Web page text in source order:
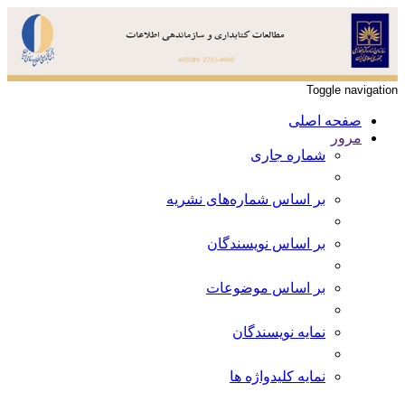
Toggle navigation
صفحه اصلی
مرور
شماره جاری
بر اساس شماره‌های نشریه
بر اساس نویسندگان
بر اساس موضوعات
نمایه نویسندگان
نمایه کلیدواژه ها